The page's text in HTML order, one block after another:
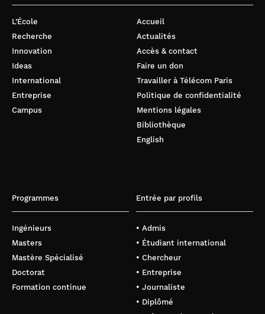
L’École
Recherche
Innovation
Ideas
International
Entreprise
Campus
Accueil
Actualités
Accès & contact
Faire un don
Travailler à Télécom Paris
Politique de confidentialité
Mentions légales
Bibliothèque
English
Programmes
Ingénieurs
Masters
Mastère Spécialisé
Doctorat
Formation continue
Entrée par profils
• Admis
• Étudiant international
• Chercheur
• Entreprise
• Journaliste
• Diplômé